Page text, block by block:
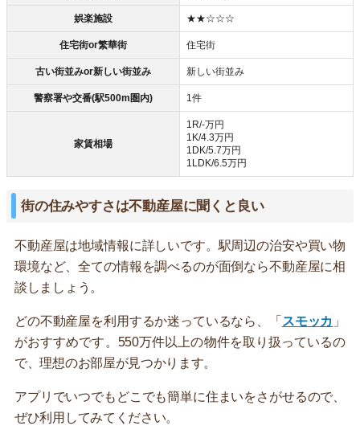
娯楽施設 ★★☆☆☆
住宅街or繁華街 住宅街
古い街並みor新しい街並み 新しい街並み
警察署や交番(駅500m圏内) 1件
家賃相場
1R/‐万円
1K/4.3万円
1DK/5.7万円
1LDK/6.5万円
街の住みやすさは不動産屋に聞くと良い
不動産屋は地域情報に詳しいです。駅周辺の治安や買い物
環境など、全ての情報を調べるのが面倒なら不動産屋に相
談しましょう。
どの不動産屋を利用するか迷っているなら、「 スモッカ 」
がおすすめです。550万件以上の物件を取り扱っているの
で、理想のお部屋が見つかります。
アプリでいつでもどこでも簡単に住まいをさがせるので、
ぜひ利用してみてください。